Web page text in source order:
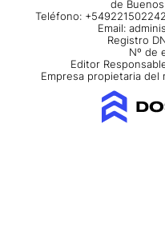
de
Teléfono:
Email:
Registro
Nº de
Editor
Empresa propietaria del